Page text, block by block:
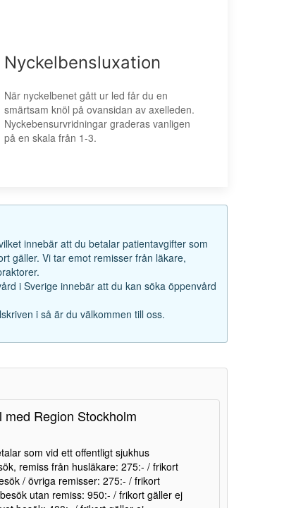
Nyckelbensluxation
När nyckelbenet gått ur led får du en
smärtsam knöl på ovansidan av axelleden.
Nyckebensurvridningar graderas vanligen
på en skala från 1-3.
innebär att du betalar patientavgifter som
gäller. Vi tar emot remisser från läkare,
i Sverige innebär att du kan söka öppenvård
i så är du välkommen till oss.
med Region Stockholm
som vid ett offentligt sjukhus
remiss från husläkare: 275:- / frikort
/ övriga remisser: 275:- / frikort
utan remiss: 950:- / frikort gäller ej